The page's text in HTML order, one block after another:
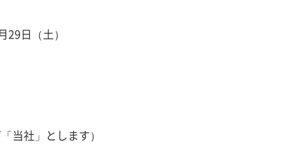
日（土）
当社」とします）